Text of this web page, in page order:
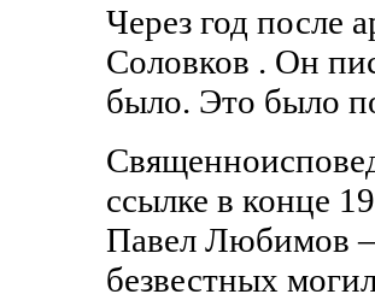
Через год после
Соловков . Он
было. Это было
ссылке в конце
Павел Любимов –
безвестных